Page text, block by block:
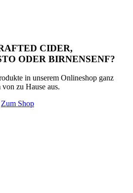
CIDER,
ODER BIRNENSENF?
in unserem Onlineshop ganz
von zu Hause aus.
Zum Shop